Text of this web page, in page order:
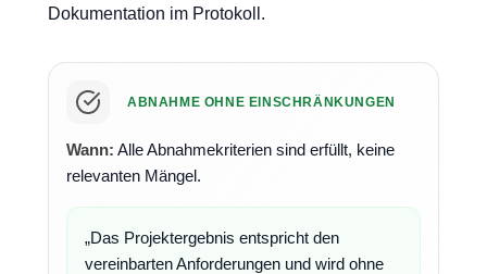
Dokumentation im Protokoll.
ABNAHME OHNE EINSCHRÄNKUNGEN
Wann: Alle Abnahmekriterien sind erfüllt, keine
relevanten Mängel.
„Das Projektergebnis entspricht den
vereinbarten Anforderungen und wird ohne